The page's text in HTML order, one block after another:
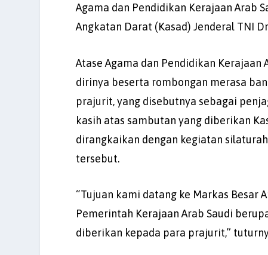
Agama dan Pendidikan Kerajaan Arab
Angkatan Darat (Kasad) Jenderal TNI
Atase Agama dan Pendidikan Kerajaan
dirinya beserta rombongan merasa
prajurit, yang disebutnya sebagai
kasih atas sambutan yang diberikan
dirangkaikan dengan kegiatan
tersebut.
“Tujuan kami datang ke Markas
Pemerintah Kerajaan Arab Saudi
diberikan kepada para prajurit,”